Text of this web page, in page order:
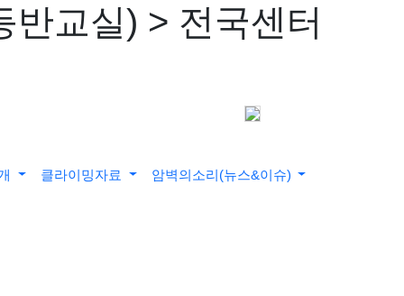
교실) > 전국센터
클라이밍자료 암벽의소리(뉴스&이슈)